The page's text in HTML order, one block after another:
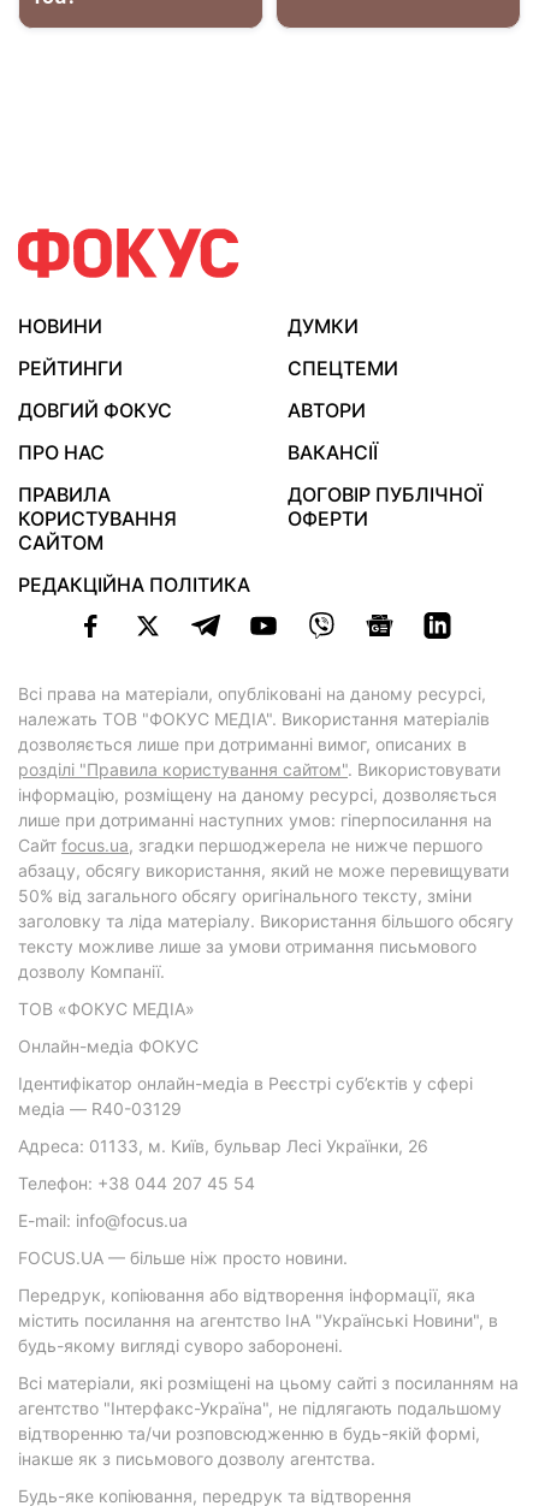
НОВИНИ
ДУМКИ
РЕЙТИНГИ
СПЕЦТЕМИ
ДОВГИЙ ФОКУС
АВТОРИ
ПРО НАС
ВАКАНСІЇ
ПРАВИЛА
КОРИСТУВАННЯ
САЙТОМ
ДОГОВІР ПУБЛІЧНОЇ
ОФЕРТИ
РЕДАКЦІЙНА ПОЛІТИКА
Всі права на матеріали, опубліковані на даному ресурсі,
належать ТОВ "ФОКУС МЕДІА". Використання матеріалів
дозволяється лише при дотриманні вимог, описаних в
розділі "Правила користування сайтом". Використовувати
інформацію, розміщену на даному ресурсі, дозволяється
лише при дотриманні наступних умов: гіперпосилання на
Cайт focus.ua, згадки першоджерела не нижче першого
абзацу, обсягу використання, який не може перевищувати
50% від загального обсягу оригінального тексту, зміни
заголовку та ліда матеріалу. Використання більшого обсягу
тексту можливе лише за умови отримання письмового
дозволу Компанії.
ТОВ «ФОКУС МЕДІА»
Онлайн-медіа ФОКУС
Ідентифікатор онлайн-медіа в Реєстрі суб’єктів у сфері
медіа — R40-03129
Адреса: 01133, м. Київ, бульвар Лесі Українки, 26
Телефон: +38 044 207 45 54
E-mail: info@focus.ua
FOCUS.UA — більше ніж просто новини.
Передрук, копіювання або відтворення інформації, яка
містить посилання на агентство ІнА "Українські Новини", в
будь-якому вигляді суворо заборонені.
Всі матеріали, які розміщені на цьому сайті з посиланням на
агентство "Інтерфакс-Україна", не підлягають подальшому
відтворенню та/чи розповсюдженню в будь-якій формі,
інакше як з письмового дозволу агентства.
Будь-яке копіювання, передрук та відтворення